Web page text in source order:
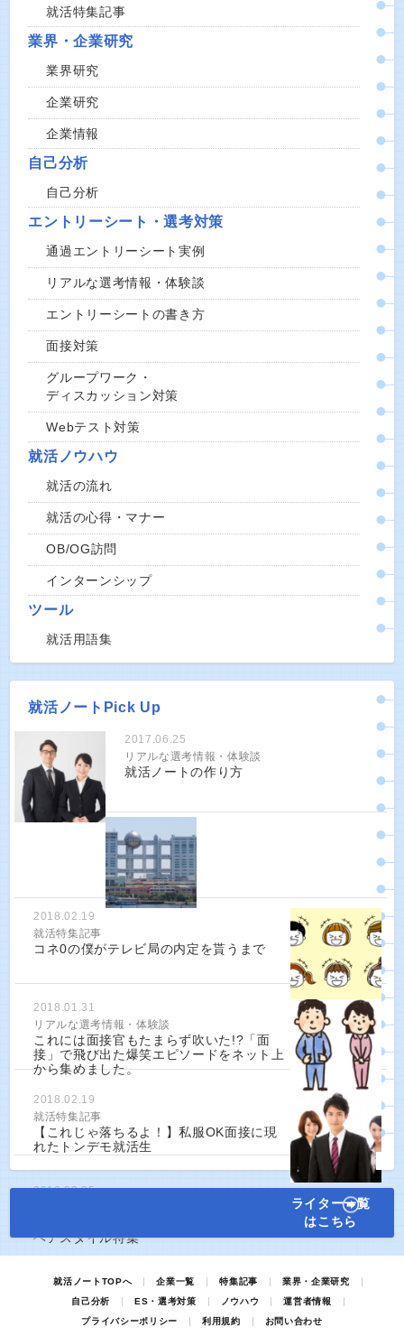
就活特集記事
業界・企業研究
業界研究
企業研究
企業情報
自己分析
自己分析
エントリーシート・選考対策
通過エントリーシート実例
リアルな選考情報・体験談
エントリーシートの書き方
面接対策
グループワーク・
ディスカッション対策
Webテスト対策
就活ノウハウ
就活の流れ
就活の心得・マナー
OB/OG訪問
インターンシップ
ツール
就活用語集
就活ノートPick Up
2017.06.25
リアルな選考情報・体験談
就活ノートの作り方
2018.02.19
就活特集記事
コネ0の僕がテレビ局の内定を貰うまで
2018.01.31
リアルな選考情報・体験談
これには面接官もたまらず吹いた!?「面
接」で飛び出た爆笑エピソードをネット上
から集めました。
2018.02.19
就活特集記事
【これじゃ落ちるよ！】私服OK面接に現
れたトンデモ就活生
2018.03.05
ヘアスタイル特集
ライター一覧
はこちら
就活ノートTOPへ 企業一覧 特集記事
業界・企業研究
自己分析
ES・選考対策 ノウハウ
運営者情報
プライバシーポリシー
利用規約 お問い合わせ